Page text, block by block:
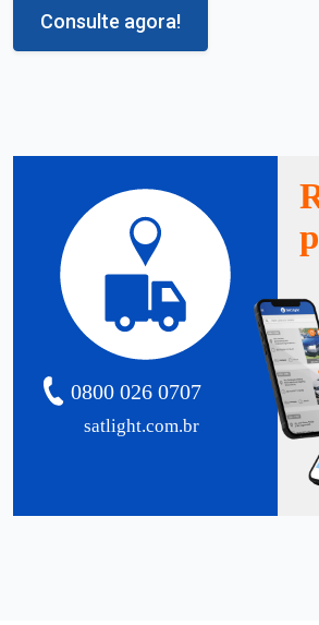
Consulte agora!
satlight.com.br
0800 026 0707